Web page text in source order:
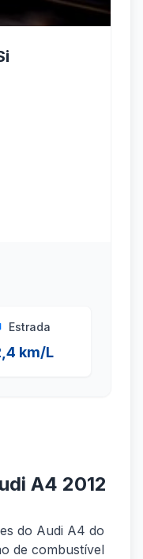
Estrada
km/L
A4 2012
do Audi A4 do
de combustível